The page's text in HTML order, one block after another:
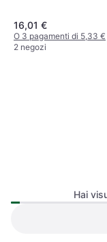
16,01 €
O 3 pagamenti di 5,33 €
2 negozi
Faac Delta 2 740
Hai